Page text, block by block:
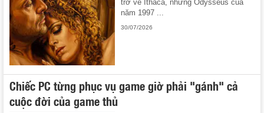
trở về Ithaca, nhưng Odysseus của
năm 1997 ...
30/07/2026
Chiếc PC từng phục vụ game giờ phải "gánh" cả
cuộc đời của game thủ